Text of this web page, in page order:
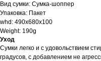
Вид сумки: Сумка-шоппер
Упаковка: Пакет
whd: 490x680x100
Weight: 190g
Уход
Сумки легко и с удовольствием
градусов, с добавлением не